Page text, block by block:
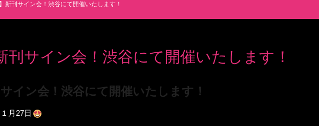
新刊サイン会！渋谷にて開催いたします！
刊サイン会！渋谷にて開催いたします！
イン会！渋谷にて開催いたします！
月27日